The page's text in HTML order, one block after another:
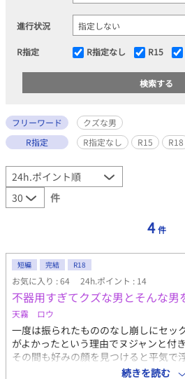
進行状況
R指定 R指定なし R15
フリーワード
クズな男
R指定
R指定なし R15 R18
件
4 件
短編 完結 R18
お気に入り : 64 24h.ポイント : 14
不器用すぎてクズな男とそんな男
天霧 ロウ
一度は振られたもののなし崩しにセッ
がよかったという理由でヌジャンと付
その間も好みの顔を見つけると平気で
ぬ顔で帰ってきてミバを抱く。 そして
続きを読む